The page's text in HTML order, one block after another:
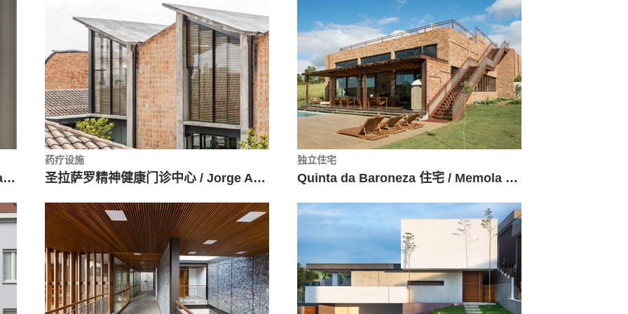
设计办公室 / Architekten Spiekermann
药疗设施
圣拉萨罗精神健康门诊中心 / Jorge Andrade Benítez + Daniel Moreno Flores
独立住宅
Quinta da Baroneza 住宅 / Memola Estúdio + Vitor Penha